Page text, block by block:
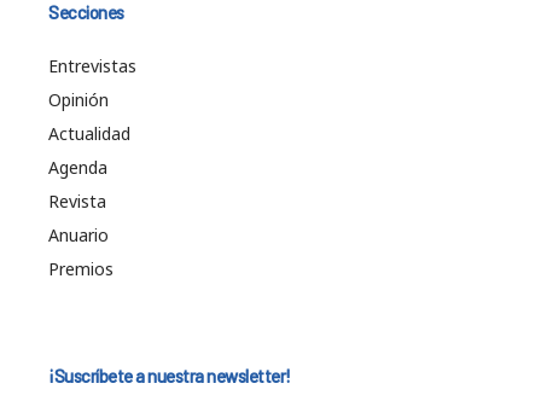
Secciones
Entrevistas
Opinión
Actualidad
Agenda
Revista
Anuario
Premios
¡Suscríbete a nuestra newsletter!